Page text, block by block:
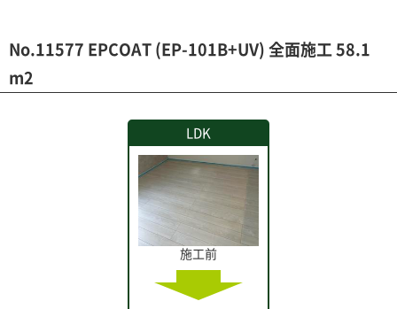
No.11577 EPCOAT (EP-101B+UV) 全面施工 58.1
m2
LDK
施工前